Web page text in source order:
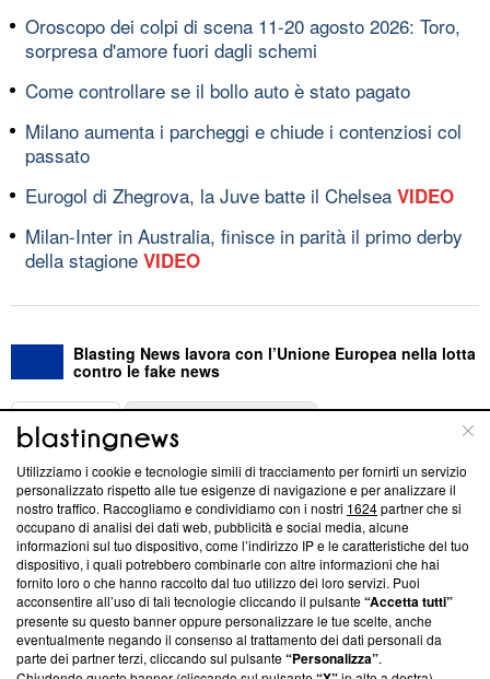
Oroscopo dei colpi di scena 11-20 agosto 2026: Toro,
sorpresa d'amore fuori dagli schemi
Come controllare se il bollo auto è stato pagato
Milano aumenta i parcheggi e chiude i contenziosi col
passato
Eurogol di Zhegrova, la Juve batte il Chelsea VIDEO
Milan-Inter in Australia, finisce in parità il primo derby
della stagione VIDEO
Blasting News lavora con l’Unione Europea nella lotta
contro le fake news
ABOUT
Questa sezione offre informazioni trasparenti su Blasting
News, sui nostri processi editoriali e su come ci impegniamo a
creare news di qualità. Inoltre, afferma la nostra aderenza a
‘Trust Project - News with Integrity’Blasting News non è
ancora membro del programma, ma ha richiesto di farne
parte; Trust Project non ha ancora effettuato una verifica di
conformità agli standard.
Su di noi
Utilizziamo i cookie e tecnologie simili di tracciamento per fornirti un servizio
personalizzato rispetto alle tue esigenze di navigazione e per analizzare il
nostro traffico. Raccogliamo e condividiamo con i nostri 1624partner che si
occupano di analisi dei dati web, pubblicità e social media, alcune
informazioni sul tuo dispositivo, come l’indirizzo IP e le caratteristiche del tuo
dispositivo, i quali potrebbero combinarle con altre informazioni che hai
fornito loro o che hanno raccolto dal tuo utilizzo dei loro servizi. Puoi
acconsentire all’uso di tali tecnologie cliccando il pulsante“Accetta tutti”
presente su questo banner oppure personalizzare le tue scelte, anche
eventualmente negando il consenso al trattamento dei dati personali da
parte dei partner terzi, cliccando sul pulsante“Personalizza”.